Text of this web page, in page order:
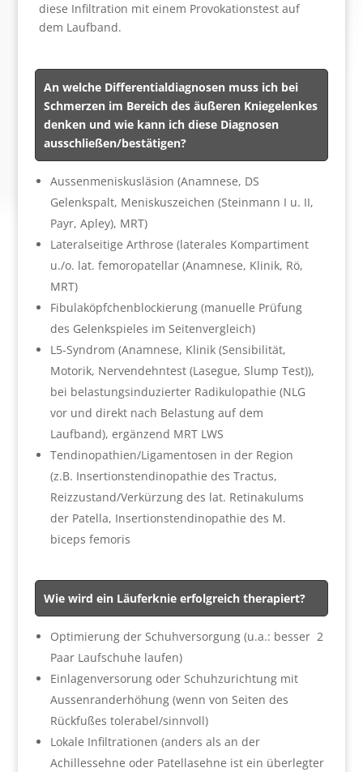
diese Infiltration mit einem Provokationstest auf
dem Laufband.
An welche Differentialdiagnosen muss ich bei
Schmerzen im Bereich des äußeren Kniegelenkes
denken und wie kann ich diese Diagnosen
ausschließen/bestätigen?
Aussenmeniskusläsion (Anamnese, DS
Gelenkspalt, Meniskuszeichen (Steinmann I u. II,
Payr, Apley), MRT)
Lateralseitige Arthrose (laterales Kompartiment
u./o. lat. femoropatellar (Anamnese, Klinik, Rö,
MRT)
Fibulaköpfchenblockierung (manuelle Prüfung
des Gelenkspieles im Seitenvergleich)
L5-Syndrom (Anamnese, Klinik (Sensibilität,
Motorik, Nervendehntest (Lasegue, Slump Test)),
bei belastungsinduzierter Radikulopathie (NLG
vor und direkt nach Belastung auf dem
Laufband), ergänzend MRT LWS
Tendinopathien/Ligamentosen in der Region
(z.B. Insertionstendinopathie des Tractus,
Reizzustand/Verkürzung des lat. Retinakulums
der Patella, Insertionstendinopathie des M.
biceps femoris
Wie wird ein Läuferknie erfolgreich therapiert?
Optimierung der Schuhversorgung (u.a.: besser 2
Paar Laufschuhe laufen)
Einlagenversorung oder Schuhzurichtung mit
Aussenranderhöhung (wenn von Seiten des
Rückfußes tolerabel/sinnvoll)
Lokale Infiltrationen (anders als an der
Achillessehne oder Patellasehne ist ein überlegter